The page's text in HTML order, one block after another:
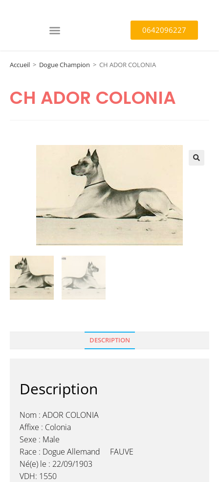
0642096227
Accueil > Dogue Champion > CH ADOR COLONIA
CH ADOR COLONIA
DESCRIPTION
Description
Nom : ADOR COLONIA
Affixe : Colonia
Sexe : Male
Race : Dogue Allemand FAUVE
Né(e) le : 22/09/1903
VDH: 1550